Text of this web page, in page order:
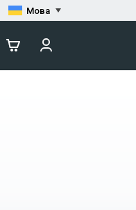
Мова